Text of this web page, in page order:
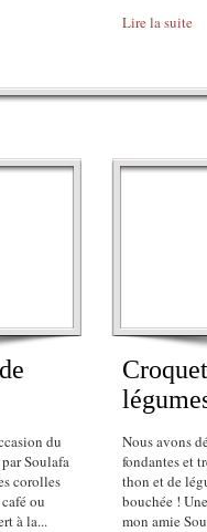
Lire la suite
du
Soulafa
corolles
ou
à la...
Nous avons
fondantes et
thon et de
bouchée !
mon amie